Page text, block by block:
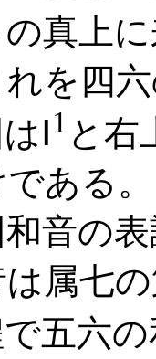
真上
を四
Ⅰ1 と右
ある。
音の
属七
五六